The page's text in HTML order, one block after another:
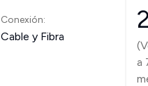
Conexión:
Cable y Fibra
a